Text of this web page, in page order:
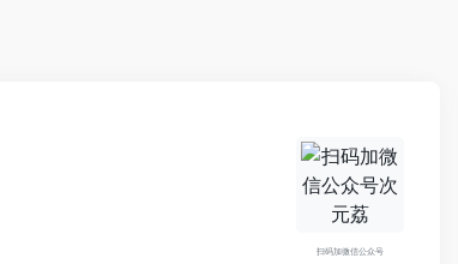
扫码加微信公众号